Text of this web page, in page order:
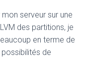
serveur sur une
des partitions, je
en terme de
de